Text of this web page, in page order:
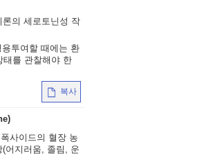
의 세로토닌성 작
투여할 때에는 환
태를 관찰해야 한
복사
사이드의 혈장 농
어지러움, 졸림, 운